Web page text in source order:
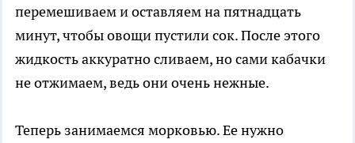
перемешиваем и оставляем на пятнадцать
минут, чтобы овощи пустили сок. После этого
жидкость аккуратно сливаем, но сами кабачки
не отжимаем, ведь они очень нежные.
Теперь занимаемся морковью. Ее нужно